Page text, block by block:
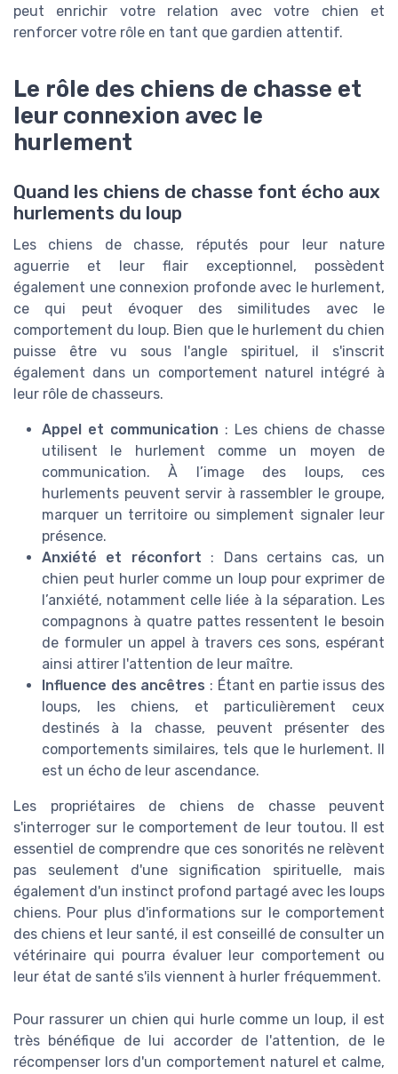
peut enrichir votre relation avec votre chien et
renforcer votre rôle en tant que gardien attentif.
Le rôle des chiens de chasse et
leur connexion avec le
hurlement
Quand les chiens de chasse font écho aux
hurlements du loup
Les chiens de chasse, réputés pour leur nature
aguerrie et leur flair exceptionnel, possèdent
également une connexion profonde avec le hurlement,
ce qui peut évoquer des similitudes avec le
comportement du loup. Bien que le hurlement du chien
puisse être vu sous l'angle spirituel, il s'inscrit
également dans un comportement naturel intégré à
leur rôle de chasseurs.
Appel et communication : Les chiens de chasse
utilisent le hurlement comme un moyen de
communication. À l’image des loups, ces
hurlements peuvent servir à rassembler le groupe,
marquer un territoire ou simplement signaler leur
présence.
Anxiété et réconfort : Dans certains cas, un
chien peut hurler comme un loup pour exprimer de
l’anxiété, notamment celle liée à la séparation. Les
compagnons à quatre pattes ressentent le besoin
de formuler un appel à travers ces sons, espérant
ainsi attirer l'attention de leur maître.
Influence des ancêtres : Étant en partie issus des
loups, les chiens, et particulièrement ceux
destinés à la chasse, peuvent présenter des
comportements similaires, tels que le hurlement. Il
est un écho de leur ascendance.
Les propriétaires de chiens de chasse peuvent
s'interroger sur le comportement de leur toutou. Il est
essentiel de comprendre que ces sonorités ne relèvent
pas seulement d'une signification spirituelle, mais
également d'un instinct profond partagé avec les loups
chiens. Pour plus d'informations sur le comportement
des chiens et leur santé, il est conseillé de consulter un
vétérinaire qui pourra évaluer leur comportement ou
leur état de santé s'ils viennent à hurler fréquemment.
Pour rassurer un chien qui hurle comme un loup, il est
très bénéfique de lui accorder de l'attention, de le
récompenser lors d'un comportement naturel et calme,